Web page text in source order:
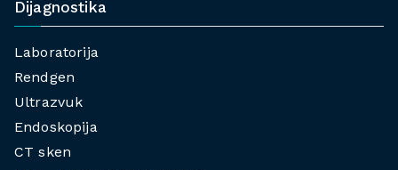
Dijagnostika
Laboratorija
Rendgen
Ultrazvuk
Endoskopija
CT sken